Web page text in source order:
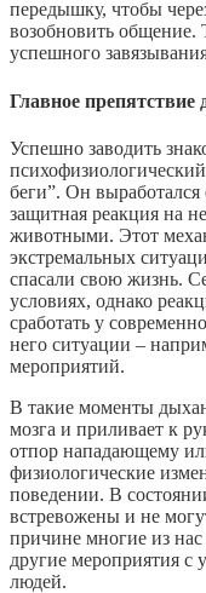
передышку, чтобы
возобновить общение.
успешного
Главное
Успешно заводить
беги”. Он
защитная реакция на
животными. Этот
экстремальных
спасали свою жизнь.
условиях, однако
сработать у
него ситуации –
мероприятий.
В такие моменты
мозга и приливает к
отпор нападающему
физиологические
поведении. В
встревожены и не
причине многие из
другие мероприятия с
людей.